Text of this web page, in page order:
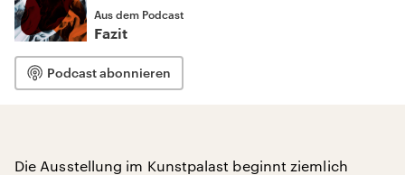
Aus dem Podcast
Fazit
Podcast abonnieren
Die Ausstellung im Kunstpalast beginnt ziemlich